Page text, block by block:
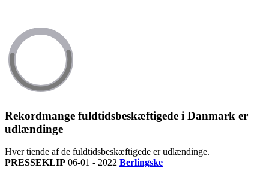
Rekordmange fuldtidsbeskæftigede i Danmark er
udlændinge
Hver tiende af de fuldtidsbeskæftigede er udlændinge.
PRESSEKLIP 06-01 - 2022 Berlingske